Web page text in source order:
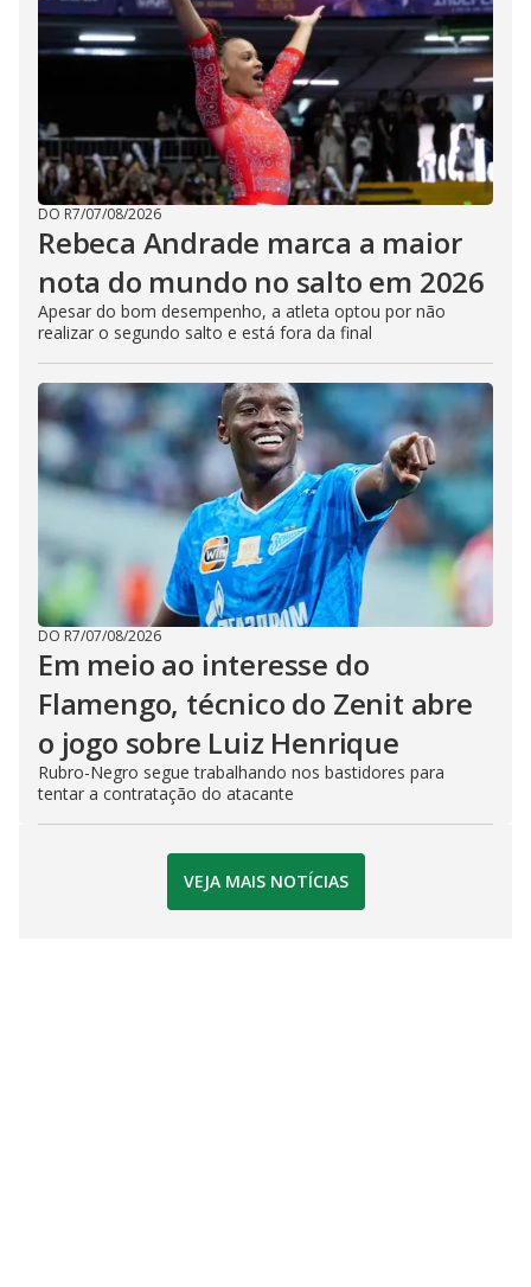
DO R7/07/08/2026
Rebeca Andrade marca a maior
nota do mundo no salto em 2026
Apesar do bom desempenho, a atleta optou por não
realizar o segundo salto e está fora da final
DO R7/07/08/2026
Em meio ao interesse do
Flamengo, técnico do Zenit abre
o jogo sobre Luiz Henrique
Rubro-Negro segue trabalhando nos bastidores para
tentar a contratação do atacante
VEJA MAIS NOTÍCIAS